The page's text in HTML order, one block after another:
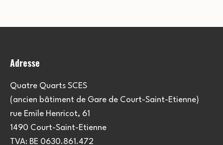
Adresse
Quatre Quarts SCES
(ancien bâtiment de Gare de Court-Saint-Etienne)
rue Emile Henricot, 61
1490 Court-Saint-Etienne
TVA: BE 0630.861.472